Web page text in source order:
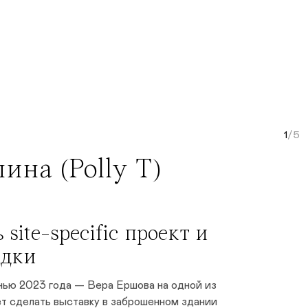
(Polly T)
site-specific проект и
2023 года — Вера Ершова на одной из
сделать выставку в заброшенном здании